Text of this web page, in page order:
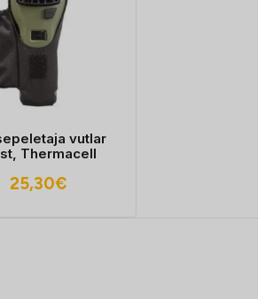
vutlar
Thermacell
25,30€